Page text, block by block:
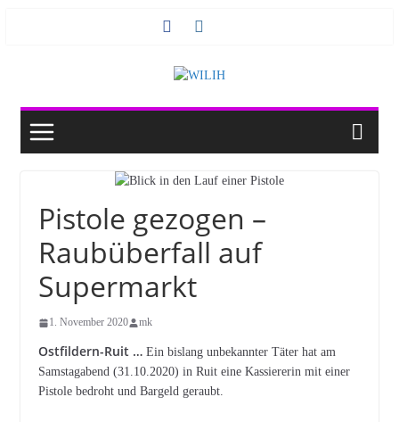
Pistole gezogen –
Raubüberfall auf
Supermarkt
1. November 2020 mk
Ostfildern-Ruit …Ein bislang unbekannter Täter hat am
Samstagabend (31.10.2020) in Ruit eine Kassiererin mit einer
Pistole bedroht und Bargeld geraubt.